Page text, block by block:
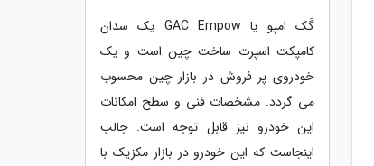
گَک امپو یا GAC Empow یک سدان
کامپکت اسپرت ساخت چین است و یک
خودروی پر فروش در بازار چین محسوب
می گردد. مشخصات فنی و سطح امکانات
این خودرو نیز قابل توجه است. جالب
اینجاست که این خودرو در بازار مکزیک با